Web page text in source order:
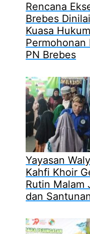
Rencana
Brebes
Kuasa
Permohonan
PN Brebes
Yayasan
Kahfi Khoir
Rutin Malam
dan